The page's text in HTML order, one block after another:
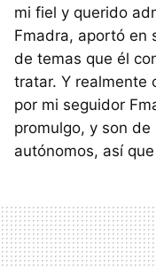
mi fiel y querido
Fmadra, aportó en
de temas que él
tratar. Y realmente
por mi seguidor
promulgo, y son
autónomos, así